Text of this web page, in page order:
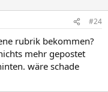
#24
rubrik bekommen?
mehr gepostet
wäre schade